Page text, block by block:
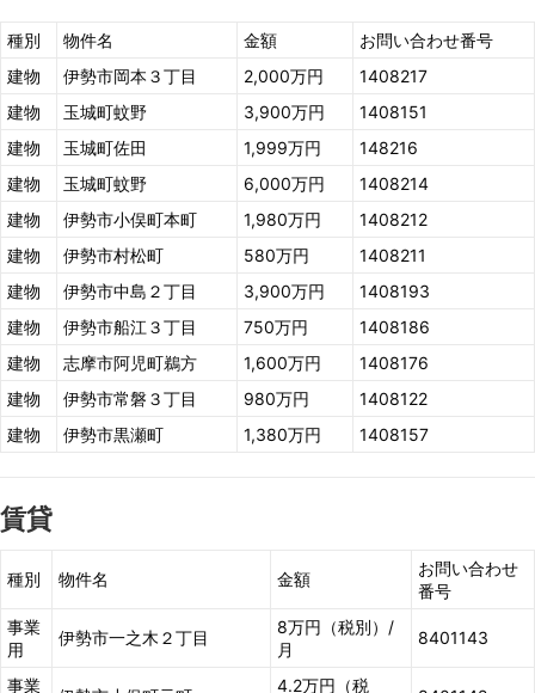
種別 物件名 金額
お問い合わせ番号
建物
伊勢市岡本３丁目 2,000万円
1408217
建物
玉城町蚊野 3,900万円
1408151
建物
玉城町佐田 1,999万円
148216
建物
玉城町蚊野 6,000万円
1408214
建物
伊勢市小俣町本町 1,980万円
1408212
建物
伊勢市村松町 580万円
1408211
建物
伊勢市中島２丁目 3,900万円
1408193
建物
伊勢市船江３丁目 750万円
1408186
建物
志摩市阿児町鵜方 1,600万円
1408176
建物
伊勢市常磐３丁目 980万円
1408122
建物
伊勢市黒瀬町 1,380万円 1408157
賃貸
種別 物件名 金額
お問い合わせ
番号
事業
用
伊勢市一之木２丁目
8万円（税別）/
月
8401143
事業 4.2万円（税